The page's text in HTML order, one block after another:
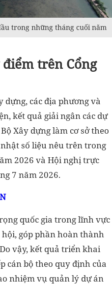
trong những tháng cuối năm
trên Cổng
dựng, các địa phương và
kết quả giải ngân các dự
Xây dựng làm cơ sở theo
số liệu nêu trên trong
2026 và Hội nghị trực
7 năm 2026.
quốc gia trong lĩnh vực
góp phần hoàn thành
vậy, kết quả triển khai
cán bộ theo quy định của
nhiệm vụ quản lý dự án